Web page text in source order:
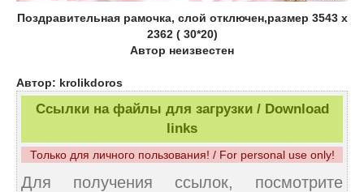
Поздравительная рамочка, слой отключен,размер 3543 x
2362 ( 30*20)
Автор неизвестен
Автор: krolikdoros
Ссылки на файлы для загрузки / Download
links
Только для личного пользования! / For personal use only!
Для получения ссылок, посмотрите